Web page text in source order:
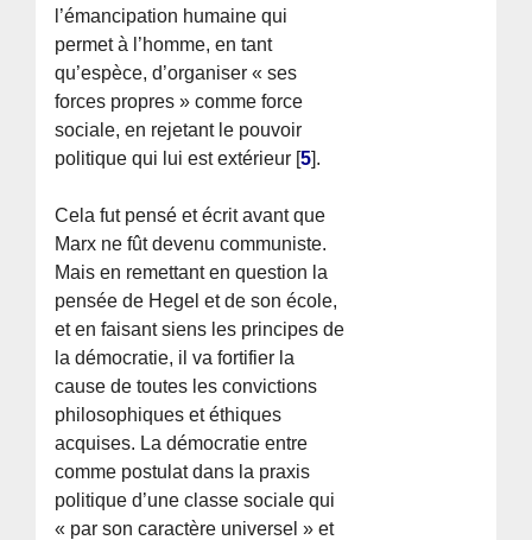
l’émancipation humaine qui
permet à l’homme, en tant
qu’espèce, d’organiser « ses
forces propres » comme force
sociale, en rejetant le pouvoir
politique qui lui est extérieur [5].
Cela fut pensé et écrit avant que
Marx ne fût devenu communiste.
Mais en remettant en question la
pensée de Hegel et de son école,
et en faisant siens les principes de
la démocratie, il va fortifier la
cause de toutes les convictions
philosophiques et éthiques
acquises. La démocratie entre
comme postulat dans la praxis
politique d’une classe sociale qui
« par son caractère universel » et